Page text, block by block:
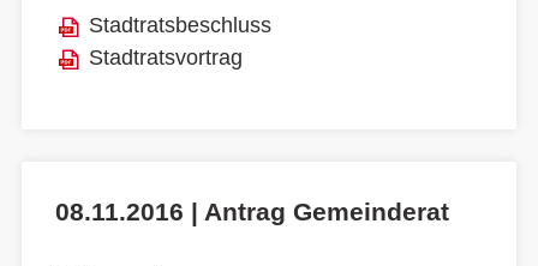
Stadtratsbeschluss
Stadtratsvortrag
08.11.2016 | Antrag Gemeinderat